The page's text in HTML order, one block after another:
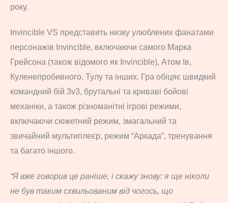
року.
Invincible VS представить низку улюблених фанатами
персонажів Invincible, включаючи самого Марка
Грейсона (також відомого як Invincible), Атом Ів,
Куленепробивного, Тулу та інших. Гра обіцяє швидкий
командний бій 3v3, брутальні та криваві бойові
механіки, а також різноманітні ігрові режими,
включаючи сюжетний режим, змагальний та
звичайний мультиплеєр, режим “Аркада”, тренування
та багато іншого.
“Я вже говорив це раніше, і скажу знову: я ще ніколи
не був таким схвильованим від чогось, що